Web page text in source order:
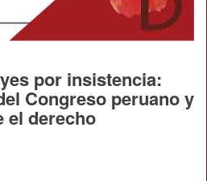
por insistencia:
Congreso peruano y
el derecho